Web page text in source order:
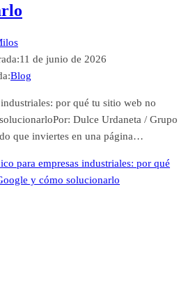
11 de junio de 2026
Blog
por qué tu sitio web no
Dulce Urdaneta / Grupo
que inviertes en una página…
para empresas industriales: por qué
y cómo solucionarlo